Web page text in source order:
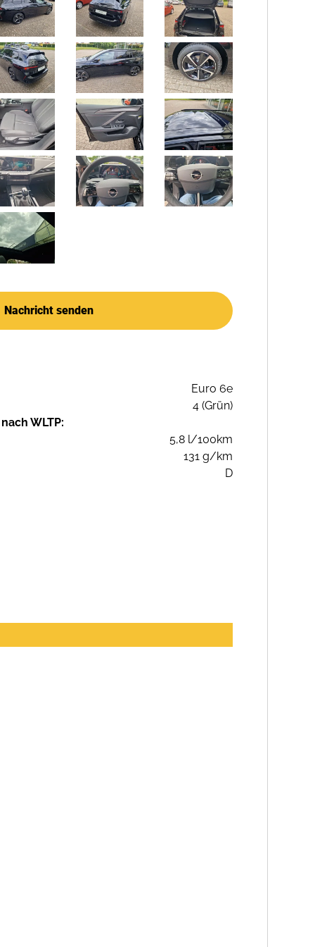
Nachricht senden
Euro 6e
4 (Grün)
WLTP:
5,8 l/100km
131 g/km
D